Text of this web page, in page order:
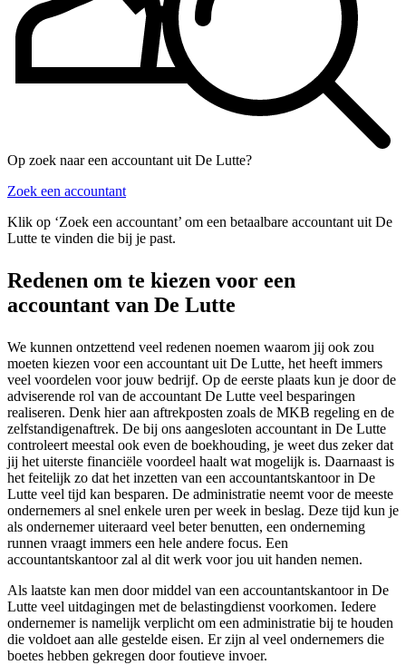
Op zoek naar een accountant uit De Lutte?
Zoek een accountant
Klik op ‘Zoek een accountant’ om een betaalbare accountant uit De
Lutte te vinden die bij je past.
Redenen om te kiezen voor een
accountant van De Lutte
We kunnen ontzettend veel redenen noemen waarom jij ook zou
moeten kiezen voor een accountant uit De Lutte, het heeft immers
veel voordelen voor jouw bedrijf. Op de eerste plaats kun je door de
adviserende rol van de accountant De Lutte veel besparingen
realiseren. Denk hier aan aftrekposten zoals de MKB regeling en de
zelfstandigenaftrek. De bij ons aangesloten accountant in De Lutte
controleert meestal ook even de boekhouding, je weet dus zeker dat
jij het uiterste financiële voordeel haalt wat mogelijk is. Daarnaast is
het feitelijk zo dat het inzetten van een accountantskantoor in De
Lutte veel tijd kan besparen. De administratie neemt voor de meeste
ondernemers al snel enkele uren per week in beslag. Deze tijd kun je
als ondernemer uiteraard veel beter benutten, een onderneming
runnen vraagt immers een hele andere focus. Een
accountantskantoor zal al dit werk voor jou uit handen nemen.
Als laatste kan men door middel van een accountantskantoor in De
Lutte veel uitdagingen met de belastingdienst voorkomen. Iedere
ondernemer is namelijk verplicht om een administratie bij te houden
die voldoet aan alle gestelde eisen. Er zijn al veel ondernemers die
boetes hebben gekregen door foutieve invoer.